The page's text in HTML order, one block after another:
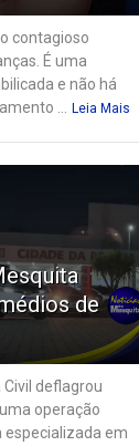
contagioso
É uma
e não há
... Leia Mais
de
Civil deflagrou
operação
especializada em